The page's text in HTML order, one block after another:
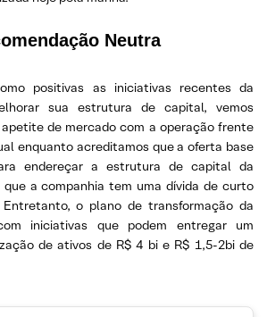
Neutra
positivas as iniciativas recentes da
sua estrutura de capital, vemos
de mercado com a operação frente
enquanto acreditamos que a oferta base
endereçar a estrutura de capital da
que a companhia tem uma dívida de curto
o plano de transformação da
iniciativas que podem entregar um
de ativos de R$ 4 bi e R$ 1,5-2bi de